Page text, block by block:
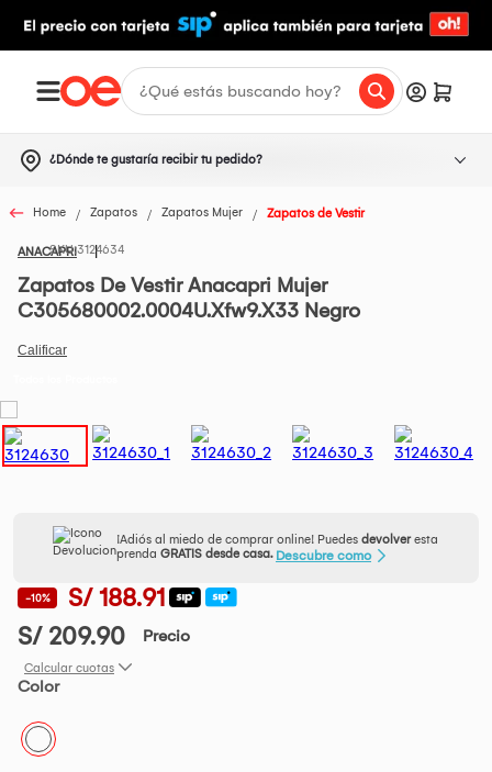
¿Dónde te gustaría recibir tu pedido?
Home Zapatos Zapatos Mujer Zapatos de Vestir
ANACAPRI3124634
Zapatos De Vestir Anacapri Mujer
C305680002.0004U.Xfw9.X33 Negro
¡Adiós al miedo de comprar online! Puedes devolveresta
prenda GRATIS desde casa. Descubre como
-10%
S/ 188.91
S/ 209.90
Precio
Calcular cuotas
Color